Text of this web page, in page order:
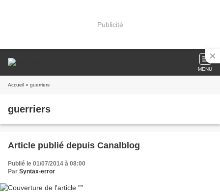
Publicité
MENU
Accueil » guerriers
guerriers
Article publié depuis Canalblog
Publié le 01/07/2014 à 08:00
Par Syntax-error